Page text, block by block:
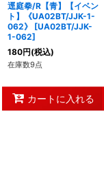
逕庭拳/R【青】【イベン
ト】《UA02BT/JJK-1-
062》
[UA02BT/JJK-
1-062]
180円(税込)
在庫数9点
カートに入れる